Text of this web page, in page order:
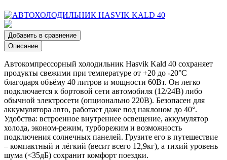
Добавить в сравнение
Описание
Автокомпрессорный холодильник Hasvik Kald 40 сохраняет
продукты свежими при температуре от +20 до -20°C
благодаря объёму 40 литров и мощности 60Вт. Он легко
подключается к бортовой сети автомобиля (12/24В) либо
обычной электросети (опционально 220В). Безопасен для
аккумулятора авто, работает даже под наклоном до 40°.
Удобства: встроенное внутреннее освещение, аккумулятор
холода, эконом-режим, турборежим и возможность
подключения солнечных панелей. Грузите его в путешествие
– компактный и лёгкий (весит всего 12,9кг), а тихий уровень
шума (<35дБ) сохранит комфорт поездки.